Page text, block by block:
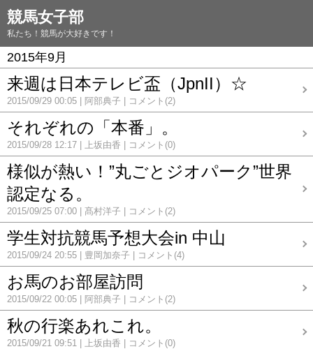
競馬女子部
私たち！競馬が大好きです！
2015年9月
来週は日本テレビ盃（JpnII）☆
2015/09/29 00:05 阿部典子 コメント(2)
それぞれの「本番」。
2015/09/28 12:17 上坂由香 コメント(0)
様似が熱い！”丸ごとジオパーク”世界
認定なる。
2015/09/25 07:00 髙村洋子 コメント(2)
学生対抗競馬予想大会in 中山
2015/09/24 20:55 豊岡加奈子 コメント(4)
お馬のお部屋訪問
2015/09/22 00:05 阿部典子 コメント(2)
秋の行楽あれこれ。
2015/09/21 09:51 上坂由香 コメント(0)